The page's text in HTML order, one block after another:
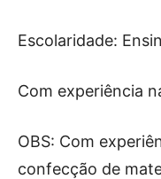
Escolaridade:
Com experiência
OBS: Com
confecção de